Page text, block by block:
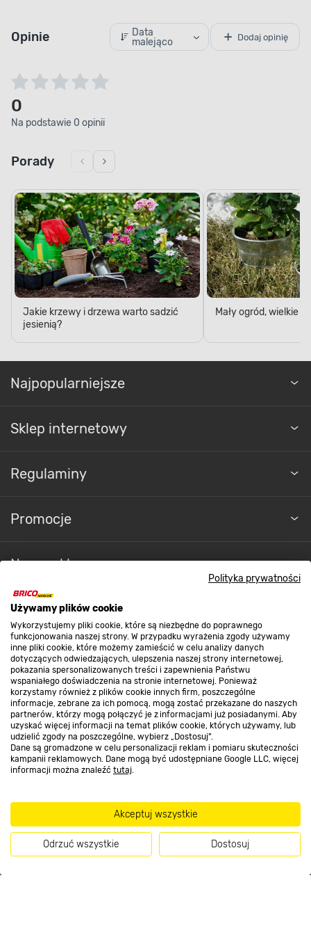
Polityka prywatności
Używamy plików cookie
Wykorzystujemy pliki cookie, które są niezbędne do poprawnego
funkcjonowania naszej strony. W przypadku wyrażenia zgody używamy
inne pliki cookie, które możemy zamieścić w celu analizy danych
dotyczących odwiedzających, ulepszenia naszej strony internetowej,
pokazania spersonalizowanych treści i zapewnienia Państwu
wspaniałego doświadczenia na stronie internetowej. Ponieważ
korzystamy również z plików cookie innych firm, poszczególne
informacje, zebrane za ich pomocą, mogą zostać przekazane do naszych
partnerów, którzy mogą połączyć je z informacjami już posiadanymi. Aby
uzyskać więcej informacji na temat plików cookie, których używamy, lub
udzielić zgody na poszczególne, wybierz „Dostosuj”.
Dane są gromadzone w celu personalizacji reklam i pomiaru skuteczności
kampanii reklamowych. Dane mogą być udostępniane Google LLC, więcej
informacji można znaleźć tutaj.
Akceptuj wszystkie
Odrzuć wszystkie Dostosuj
malejąco
Dodaj opinię
0
Na podstawie 0 opinii
Jakie krzewy i drzewa warto sadzić
jesienią?
Mały ogród, wielkie
O nas
Kontakt do sklepu
Strefa biznesu
Dołącz do nas